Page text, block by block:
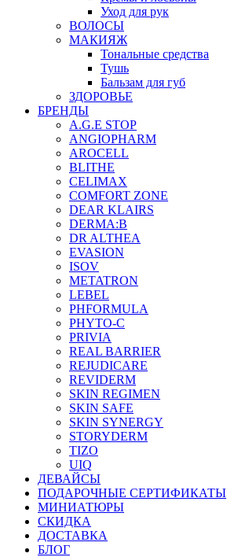
Уход для рук
ВОЛОСЫ
МАКИЯЖ
Тональные средства
Тушь
Бальзам для губ
ЗДОРОВЬЕ
БРЕНДЫ
A.G.E STOP
ANGIOPHARM
AROCELL
BLITHE
CELIMAX
COMFORT ZONE
DEAR KLAIRS
DERMA:B
DR ALTHEA
EVASION
ISOV
METATRON
LEBEL
PHFORMULA
PHYTO-C
PRIVIA
REAL BARRIER
REJUDICARE
REVIDERM
SKIN REGIMEN
SKIN SAFE
SKIN SYNERGY
STORYDERM
TIZO
UIQ
ДЕВАЙСЫ
ПОДАРОЧНЫЕ СЕРТИФИКАТЫ
МИНИАТЮРЫ
СКИДКА
ДОСТАВКА
БЛОГ